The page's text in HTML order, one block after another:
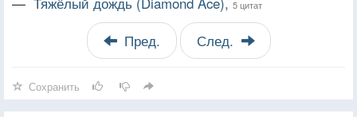
5 цитат
Пред. След.
Сохранить